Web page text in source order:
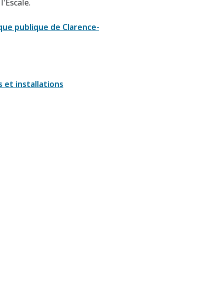
publique de Clarence-
et installations